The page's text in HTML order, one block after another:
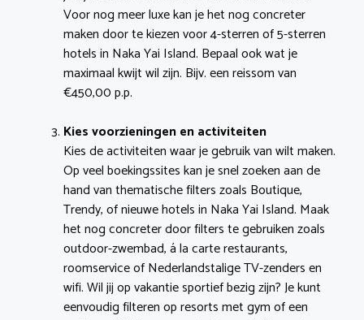
Voor nog meer luxe kan je het nog concreter
maken door te kiezen voor 4-sterren of 5-sterren
hotels in Naka Yai Island. Bepaal ook wat je
maximaal kwijt wil zijn. Bijv. een reissom van
€450,00 p.p.
Kies voorzieningen en activiteiten
Kies de activiteiten waar je gebruik van wilt maken.
Op veel boekingssites kan je snel zoeken aan de
hand van thematische filters zoals Boutique,
Trendy, of nieuwe hotels in Naka Yai Island. Maak
het nog concreter door filters te gebruiken zoals
outdoor-zwembad, á la carte restaurants,
roomservice of Nederlandstalige TV-zenders en
wifi. Wil jij op vakantie sportief bezig zijn? Je kunt
eenvoudig filteren op resorts met gym of een